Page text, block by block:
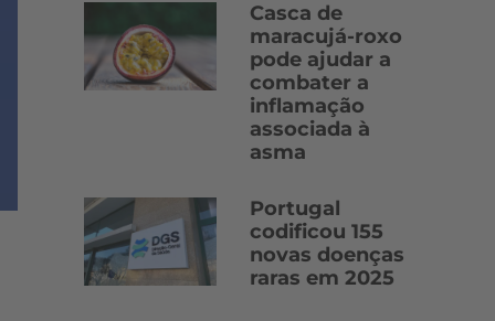
Casca de
maracujá-roxo
pode ajudar a
combater a
inflamação
associada à
asma
Portugal
codificou 155
novas doenças
raras em 2025